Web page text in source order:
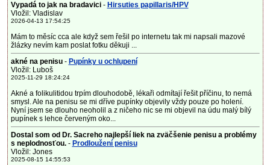
Vypadá to jak na bradavici - Hirsuties papillaris/HPV
Vložil: Vladislav
2026-04-13 17:54:25
Mám to měsíc cca ale když sem řešil po internetu tak mi napsali mazové
žlázky nevím kam poslat fotku děkuji ...
akné na penisu- Pupínky u ochlupení
Vložil: Luboš
2025-11-29 18:24:24
Akné a folikulitidou trpím dlouhodobě, lékaři odmítají řešit příčinu, to nemá
smysl. Ale na penisu se mi dříve pupínky objevily vždy pouze po holení.
Nyní jsem se dlouho neoholil a z ničeho nic se mi objevil na údu malý bílý
pupínek s lehce červeným oko...
Dostal som od Dr. Sacreho najlepší liek na zväčšenie penisu a problémy
s neplodnosťou.- Prodloužení penisu
Vložil: Jones
2025-08-15 14:55:53